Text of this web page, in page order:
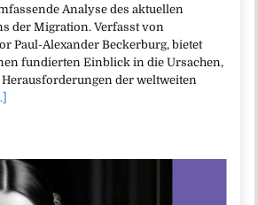
Analyse des aktuellen
der Migration. Verfasst von
Paul-Alexander Beckerburg, bietet
fundierten Einblick in die Ursachen,
der weltweiten